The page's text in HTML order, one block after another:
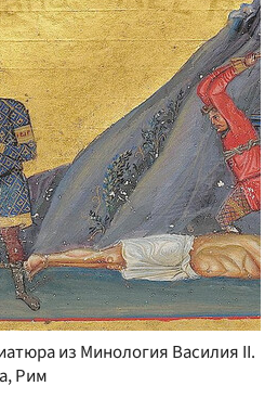
из Минология Василия II.
Рим